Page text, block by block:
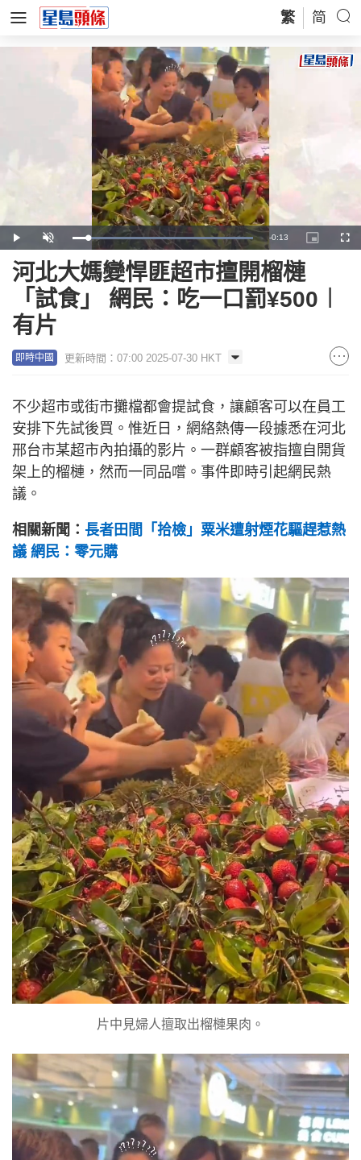
繁 简
Play Unmute Loaded:
100.00%
Remaining
Time
-0:13
Picture-
in-
河北大媽變悍匪超市擅開榴槤
「試食」 網民：吃一口罰¥500︱
有片
即時中國 更新時間：07:00 2025-07-30 HKT
不少超市或街市攤檔都會提試食，讓顧客可以在員工
安排下先試後買。惟近日，網絡熱傳一段據悉在河北
邢台市某超市內拍攝的影片。一群顧客被指擅自開貨
架上的榴槤，然而一同品嚐。事件即時引起網民熱
議。
相關新聞： 長者田間「拾檢」粟米遭射煙花驅趕惹熱
議 網民：零元購
片中見婦人擅取出榴槤果肉。